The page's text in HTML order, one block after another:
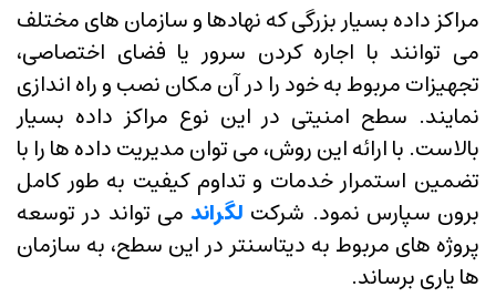
مراکز داده بسیار بزرگی که نهادها و سازمان های مختلف
می توانند با اجاره کردن سرور یا فضای اختصاصی،
تجهیزات مربوط به خود را در آن مکان نصب و راه اندازی
نمایند. سطح امنیتی در این نوع مراکز داده بسیار
بالاست. با ارائه این روش، می توان مدیریت داده ها را با
تضمین استمرار خدمات و تداوم کیفیت به طور کامل
برون سپارس نمود. شرکت لگراند می تواند در توسعه
پروژه های مربوط به دیتاسنتر در این سطح، به سازمان
ها یاری برساند.